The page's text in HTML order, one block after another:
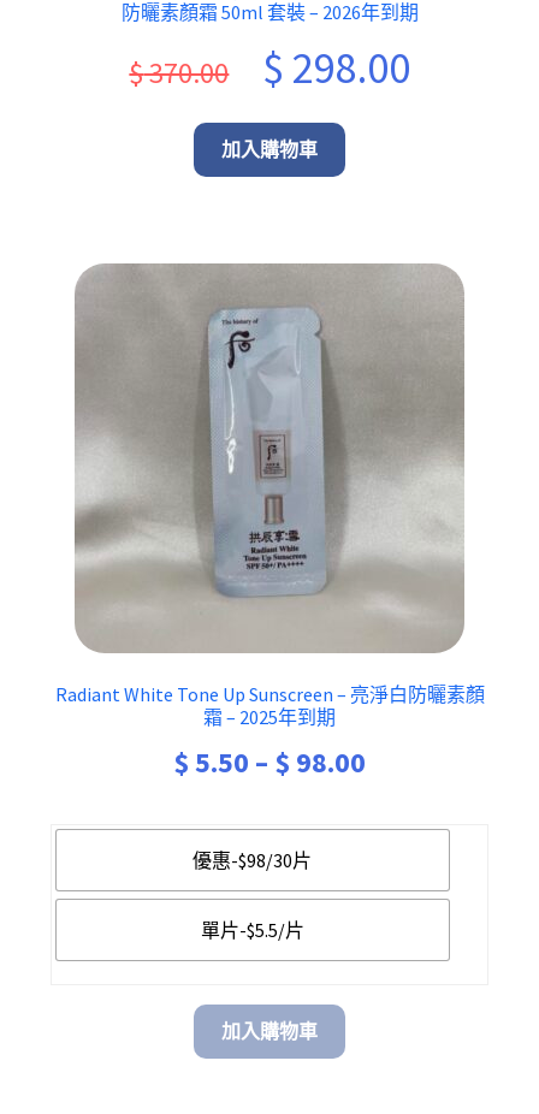
防曬素顏霜 50ml 套裝 – 2026年到期
$370.00
Original
price
was:
$ 298.00Current
加入購物車
Radiant White Tone Up Sunscreen – 亮淨白防曬素顏
霜 – 2025年到期
$5.50 – $ 98.00
through
優惠-$98/30片
單片-$5.5/片
加入購物車